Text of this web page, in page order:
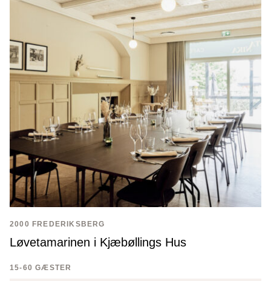
2000 FREDERIKSBERG
Løvetamarinen i Kjæbøllings Hus
15-60 GÆSTER